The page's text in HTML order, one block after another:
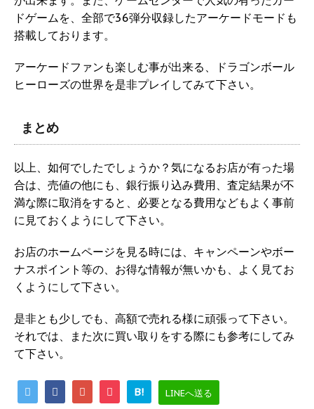
ドゲームを、全部で36弾分収録したアーケードモードも
搭載しております。
アーケードファンも楽しむ事が出来る、ドラゴンボール
ヒーローズの世界を是非プレイしてみて下さい。
まとめ
以上、如何でしたでしょうか？気になるお店が有った場
合は、売値の他にも、銀行振り込み費用、査定結果が不
満な際に取消をすると、必要となる費用などもよく事前
に見ておくようにして下さい。
お店のホームページを見る時には、キャンペーンやボー
ナスポイント等の、お得な情報が無いかも、よく見てお
くようにして下さい。
是非とも少しでも、高額で売れる様に頑張って下さい。
それでは、また次に買い取りをする際にも参考にしてみ
て下さい。
B! LINEへ送る